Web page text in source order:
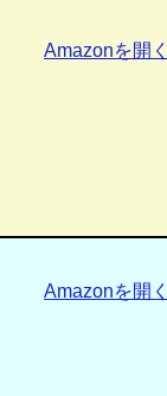
Amazonを開く
Amazonを開く